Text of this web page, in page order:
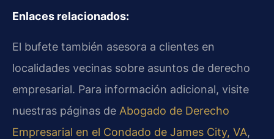
Enlaces relacionados:
El bufete también asesora a clientes en
localidades vecinas sobre asuntos de derecho
empresarial. Para información adicional, visite
nuestras páginas de Abogado de Derecho
Empresarial en el Condado de James City, VA,